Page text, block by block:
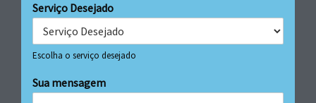
Serviço Desejado
Escolha o serviço desejado
Sua mensagem